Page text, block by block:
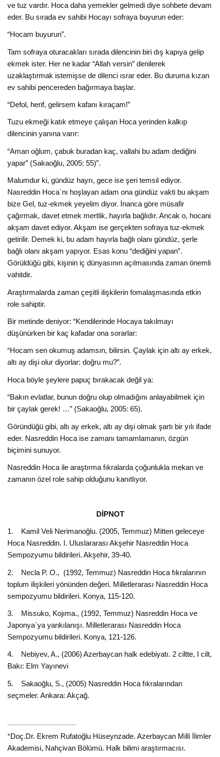
ve tuz vardır. Hoca daha yemekler gelmedi diye sohbete devam
eder. Bu sırada ev sahibi Hocayı sofraya buyurun eder:
“Hocam buyurun”.
Tam sofraya oturacakları sırada dilencinin biri dış kapıya gelip
ekmek ister. Her ne kadar “Allah versin” denilerek
uzaklaştırmak istemişse de dilenci ısrar eder. Bu duruma kızan
ev sahibi pencereden bağırmaya başlar.
“Defol, herif, gelirsem kafanı kıraçam!”
Tuzu ekmeği katık etmeye çalışan Hoca yerinden kalkıp
dilencinin yanına varır:
“Aman oğlum, çabuk buradan kaç, vallahi bu adam dediğini
yapar” (Sakaoğlu, 2005: 55)”.
Malumdur ki, gündüz hayrı, gece ise şeri temsil ediyor.
Nasreddin Hoca`nı hoş­layan adam ona gündüz vakti bu akşam
bize Gel, tuz-ekmek yeyelim diyor. İnanca göre müsafir
çağırmak, davet etmek mertlik, hayırla bağlıdır. Ancak o, hocani
akşam davet ediyor. Akşam ise gerçekten sofraya tuz-ekmek
getirilir. Demek ki, bu adam hayırla bağlı olanı gündüz, şerle
bağlı olanı akşam yapıyor. Esas konu “dediğini yapan”.
Görüldüğü gibi, kişinin iç dünyasının açılmasında zaman önemli
vahitdir.
Araştırmalarda zaman çeşitli ilişkilerin fomalaşmasında etkin
role sahiptir.
Bir metinde deniyor: “Kendilerinde Hocaya takılmayı
düşünürken bir kaç kafadar ona sorarlar:
“Hocam sen okumuş adamsın, bilirsin. Çaylak için altı ay erkek,
altı ay dişi olur diyorlar: doğru mu?”.
Hoca böyle şeylere papuç bırakacak değil ya:
“Bakın evlatlar, bunun doğru olup olmadığını anlayabilmek için
bir çaylak gerek! …” (Sakaoğlu, 2005: 65).
Göründüğü gibi, altı ay erkek, altı ay dişi olmak şartı bir yılı ifade
eder. Nasreddin Hoca ise zamanı tamamlamanın, özgün
biçimini sunuyor.
Nasreddin Hoca ile araştırma fıkralarda çoğunlukla mekan ve
zamanın özel role sahip olduğunu kanıtlıyor.
DİPNOT
1. Kamil Veli Nerimanoğlu. (2005, Temmuz) Mitten geleceye
Hoca Nasreddin. I. Uluslararası Akşehir Nasreddin Hoca
Sempozyumu bildirileri. Akşehir, 39-40.
2. Necla P. O., (1992, Temmuz) Nasreddin Hoca fıkralarının
toplum ilişkileri yönünden değeri. Milletlerarası Nasreddin Hoca
sempozyumu bildirileri. Konya, 115-120.
3. Missuko, Kojıma., (1992, Temmuz) Nasreddin Hoca ve
Japonya`ya yankılanışı. Milletlerarası Nasreddin Hoca
Sempozyumu bildirileri. Konya, 121-126.
4. Nebiyev, A., (2006) Azerbaycan halk edebiyatı. 2 ciltte, I cilt,
Bakı: Elm Yayınevi
5. Sakaoğlu, S., (2005) Nasreddin Hoca fıkralarından
seçmeler. Ankara: Akçağ.
*Doç.Dr. Ekrem Rufatoğlu Hüseynzade. Azerbaycan Milli İlimler
Akademisi, Nahçivan Bölümü. Halk bilimi araştırmacısı.